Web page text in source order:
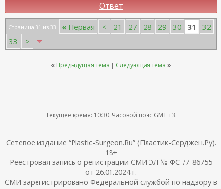
Ответ
Страница 31 из 33 « Первая < 21 27 28 29 30 31
32
33
>
« Предыдущая тема | Следующая тема »
Текущее время: 10:30. Часовой пояс GMT +3.
Сетевое издание “Plastic-Surgeon.Ru” (Пластик-Серджен.Ру).
18+
Реестровая запись о регистрации СМИ ЭЛ № ФС 77-86755
от 26.01.2024 г.
СМИ зарегистрировано Федеральной службой по надзору в